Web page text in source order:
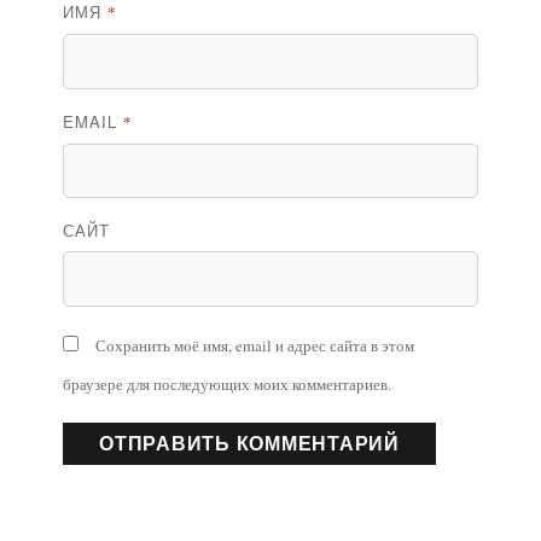
ИМЯ *
EMAIL *
САЙТ
Сохранить моё имя, email и адрес сайта в этом
браузере для последующих моих комментариев.